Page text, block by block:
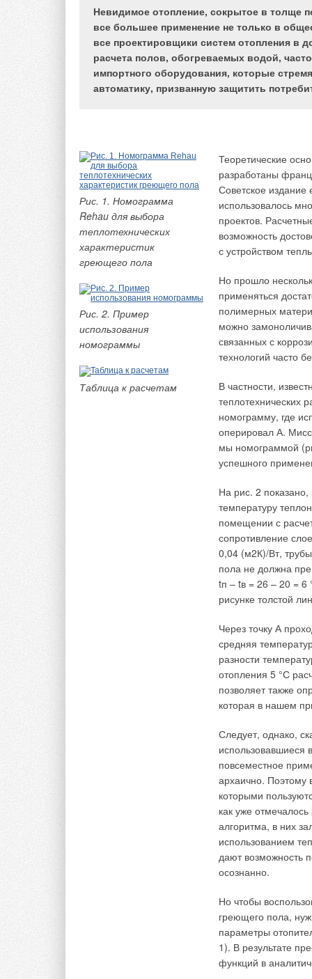
Невидимое отопление, сокрытое в толще
все большее применение не только в
все проектировщики систем отопления в
расчета полов, обогреваемых водой,
импортного оборудования, которые
автоматику, призванную защитить
Рис. 1. Номограмма
Rehau для выбора
теплотехнических
характеристик
греющего пола
Рис. 2. Пример
использования
номограммы
Таблица к расчетам
Теоретические
разработаны
Советское
использовалось
проектов.
возможность
с устройством
Но прошло
применяться
полимерных
можно
связанных с
технологий часто
В частности,
теплотехнических
номограмму, где
оперировал А.
мы номограммой
успешного
На рис. 2
температуру
помещении с
сопротивление
0,04 (м2К)/Вт,
пола не должна
tп – tв = 26 – 20 = 6
рисунке толстой
Через точку А
средняя
разности
отопления 5 °С
позволяет также
которая в нашем
Следует, однако,
использовавшиеся
повсеместное
архаично.
которыми
как уже
алгоритма, в них
использованием
дают возможность
осознанно.
Но чтобы
греющего пола,
параметры
1). В результате
функций в
вентиляции за счет
ветрового давления в
тоннеле пешеходного
перехода
Рис. 2. К определению
подземных сооружений
Табл.
Подземные
между воздушной
воздухом на
Второй — это
периодически
потоке
промежуточной
таким
Третий тип — это
воздухообмен
Эксплуатация
расширением их
перечисленных
пешеходных
ветрового давлений.
В типовых
осуществляется
гравитационного
переходов в
В технической
влияния скорости
переходах, в т.ч.
характерные для
интенсивности
осуществлялось
автомобильной
автомодельности
Изменение
поворотом
В), 60° (режим Г) и
модели
Результаты
максимальной
показали
углах обдува 0°,
60°, 90° поток
По нашему мнению,
Данный вывод
входах (выходах) в
только при
вентиляция
На рис. 1
естественной